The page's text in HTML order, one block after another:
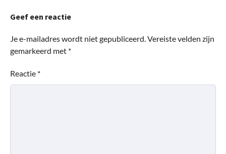
Geef een reactie
Je e-mailadres wordt niet gepubliceerd.Vereiste velden zijn
gemarkeerd met *
Reactie *